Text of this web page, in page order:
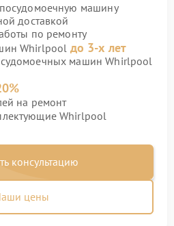
машину
доставкой
по ремонту
Whirlpool до 3-х лет
машин Whirlpool
на ремонт
Whirlpool
консультацию
цены